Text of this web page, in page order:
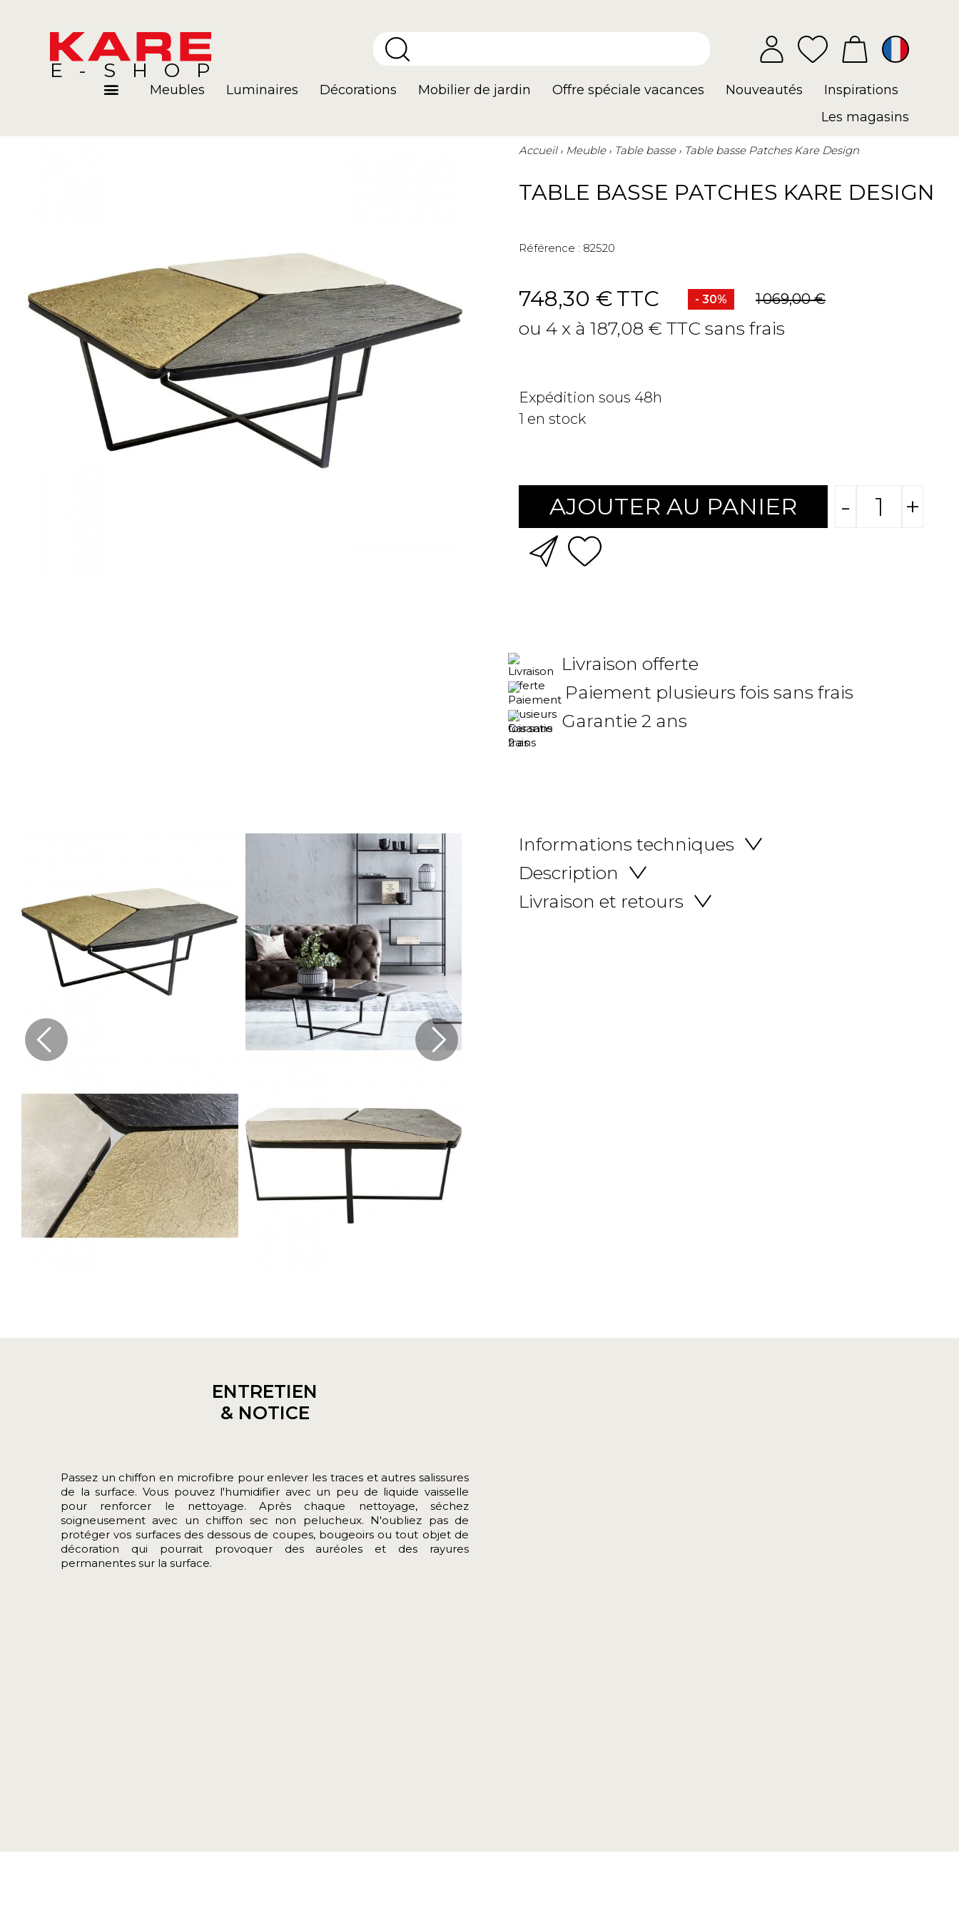
E-SHOP
Meubles Luminaires Décorations Mobilier de jardin Offre spéciale vacances Nouveautés
Inspirations
Les magasins
Accueil Meuble Table basse Table basse Patches Kare Design
TABLE BASSE PATCHES KARE DESIGN
Référence : 82520
748,30 €TTC - 30% 1 069,00 €
ou 4 x à 187,08 € TTC sans frais
Expédition sous 48h
1 en stock
AJOUTER AU PANIER - +
Livraison offerte
Paiement plusieurs fois sans frais
Garantie 2 ans
Informations techniques
Description
Livraison et retours
ENTRETIEN
& NOTICE
Passez un chiffon en microfibre pour enlever les traces et autres salissures
de la surface. Vous pouvez l'humidifier avec un peu de liquide vaisselle
pour renforcer le nettoyage. Après chaque nettoyage, séchez
soigneusement avec un chiffon sec non pelucheux. N'oubliez pas de
protéger vos surfaces des dessous de coupes, bougeoirs ou tout objet de
décoration qui pourrait provoquer des auréoles et des rayures
permanentes sur la surface.